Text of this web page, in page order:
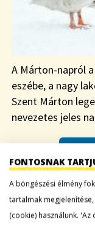
A Márton-napról
eszébe, a nagy
Szent Márton
nevezetes jeles
EGÉSZSÉGES
FONTOSNAK
A böngészési élmény
tartalmak
(cookie) használunk.